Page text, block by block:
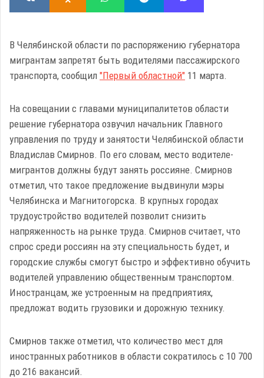
В Челябинской области по распоряжению губернатора
мигрантам запретят быть водителями пассажирского
транспорта, сообщил "Первый областной" 11 марта.
На совещании с главами муниципалитетов области
решение губернатора озвучил начальник Главного
управления по труду и занятости Челябинской области
Владислав Смирнов. По его словам, место водителе-
мигрантов должны будут занять россияне. Смирнов
отметил, что такое предложение выдвинули мэры
Челябинска и Магнитогорска. В крупных городах
трудоустройство водителей позволит снизить
напряженность на рынке труда. Смирнов считает, что
спрос среди россиян на эту специальность будет, и
городские службы смогут быстро и эффективно обучить
водителей управлению общественным транспортом.
Иностранцам, же устроенным на предприятиях,
предложат водить грузовики и дорожную технику.
Смирнов также отметил, что количество мест для
иностранных работников в области сократилось с 10 700
до 216 вакансий.